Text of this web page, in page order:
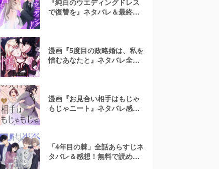
『純白のウエディングドレス
で復讐を』ネタバレ＆最終回
漫画『5度目の政略婚は、私を
憎むあなたと』ネタバレ全話
漫画『お見合い相手はもじゃ
もじゃニート』ネタバレ感
「4年目の棘」全話あらすじネ
タバレ＆感想！無料で読め